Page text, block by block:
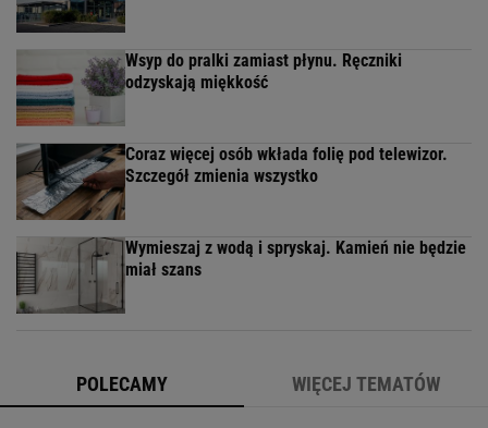
Wsyp do pralki zamiast płynu. Ręczniki
odzyskają miękkość
Coraz więcej osób wkłada folię pod telewizor.
Szczegół zmienia wszystko
Wymieszaj z wodą i spryskaj. Kamień nie będzie
miał szans
POLECAMY WIĘCEJ TEMATÓW